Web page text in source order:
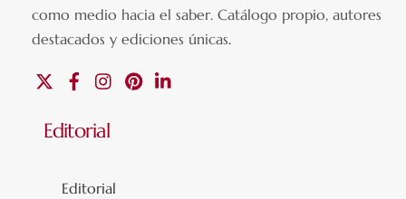
como medio hacia el saber.Catálogo propio, autores
destacados y ediciones únicas.
FacebookInstagramPinterest
Editorial
Editorial